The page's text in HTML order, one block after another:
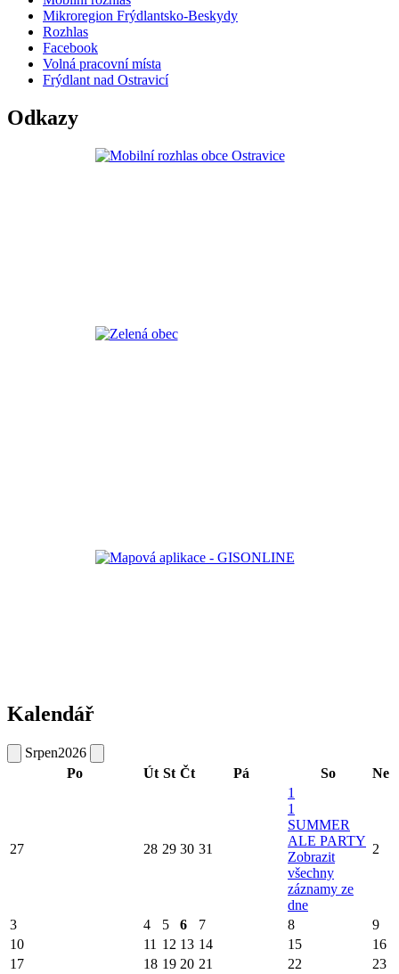
Mikroregion Frýdlantsko-Beskydy
Rozhlas
Facebook
Volná pracovní místa
Frýdlant nad Ostravicí
Odkazy
Kalendář
Srpen2026
Po
Út St Čt Pá So Ne
27 28 29 30 31
1
1
SUMMER
ALE PARTY
Zobrazit
všechny
záznamy ze
dne
2
3 4 5 6 7 8
9
10
11 12 13 14 15
16
17
18 19 20 21 22 23